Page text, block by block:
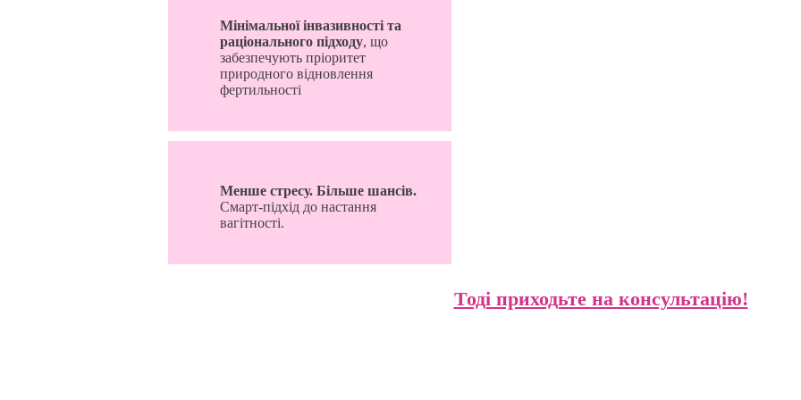
Мінімальної інвазивності та
раціонального підходу, що
забезпечують пріоритет
природного відновлення
фертильності
Менше стресу. Більше шансів.
Смарт-підхід до настання
вагітності.
Тоді приходьте на консультацію!